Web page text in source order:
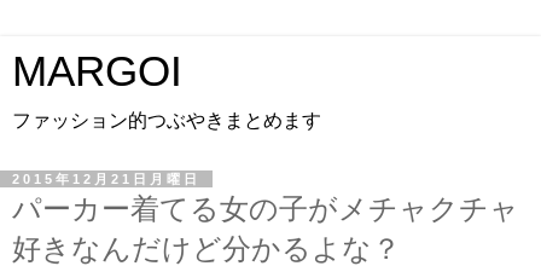
MARGOI
ファッション的つぶやきまとめます
2015年12月21日月曜日
パーカー着てる女の子がメチャクチャ
好きなんだけど分かるよな？